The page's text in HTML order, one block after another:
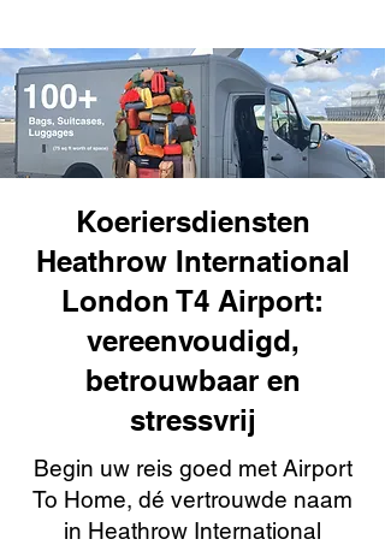
Koeriersdiensten
Heathrow International
London T4 Airport:
vereenvoudigd,
betrouwbaar en
stressvrij
Begin uw reis goed met Airport
To Home, dé vertrouwde naam
in Heathrow International